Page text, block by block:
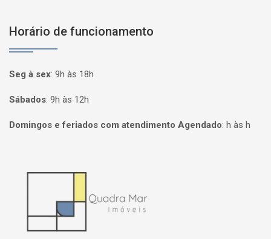
Horário de funcionamento
Seg à sex: 9h às 18h
Sábados: 9h às 12h
Domingos e feriados com atendimento Agendado: h às h